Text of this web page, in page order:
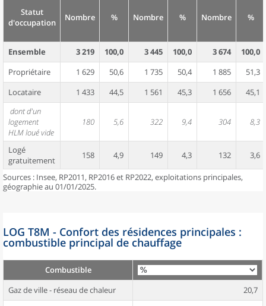
Statut
d'occupation
Nombre % Nombre % Nombre %
Ensemble 3 219 100,0 3 445 100,0 3 674
100,0
Propriétaire
1 629 50,6 1 735 50,4 1 885
51,3
Locataire
1 433 44,5 1 561 45,3 1 656
45,1
dont d'un
logement
HLM loué vide
180 5,6 322 9,4 304 8,3
Logé
gratuitement
158 4,9 149 4,3 132 3,6
Sources : Insee, RP2011, RP2016 et RP2022, exploitations principales,
géographie au 01/01/2025.
LOG T8M - Confort des résidences principales :
combustible principal de chauffage
Combustible
Gaz de ville - réseau de chaleur
20,7